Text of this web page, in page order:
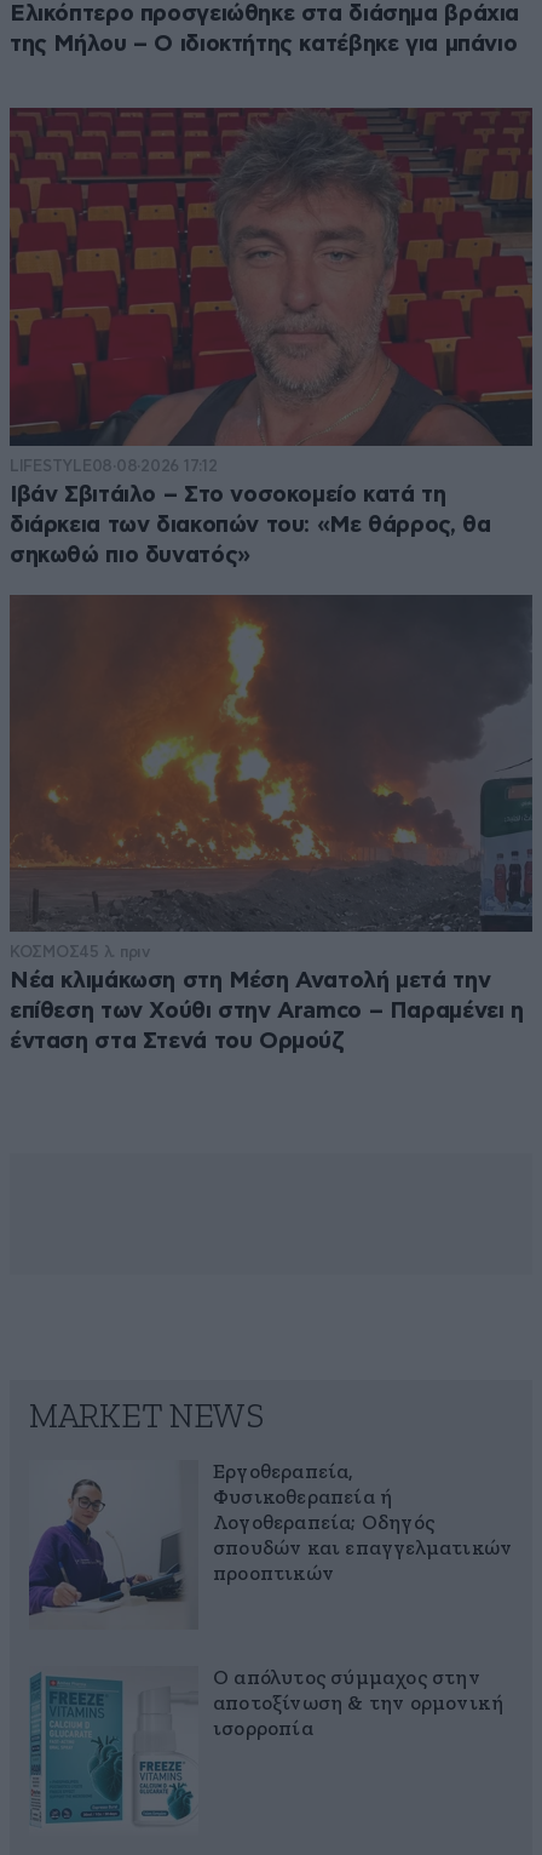
Ελικόπτερο προσγειώθηκε στα διάσημα βράχια
της Μήλου – Ο ιδιοκτήτης κατέβηκε για μπάνιο
LIFESTYLE08·08·2026 17:12
Ιβάν Σβιτάιλο – Στο νοσοκομείο κατά τη
διάρκεια των διακοπών του: «Με θάρρος, θα
σηκωθώ πιο δυνατός»
ΚΟΣΜΟΣ45 λ. πριν
Νέα κλιμάκωση στη Μέση Ανατολή μετά την
επίθεση των Χούθι στην Aramco – Παραμένει η
ένταση στα Στενά του Ορμούζ
MARKET NEWS
Εργοθεραπεία,
Φυσικοθεραπεία ή
Λογοθεραπεία; Οδηγός
σπουδών και επαγγελματικών
προοπτικών
Ο απόλυτος σύμμαχος στην
αποτοξίνωση & την ορμονική
ισορροπία